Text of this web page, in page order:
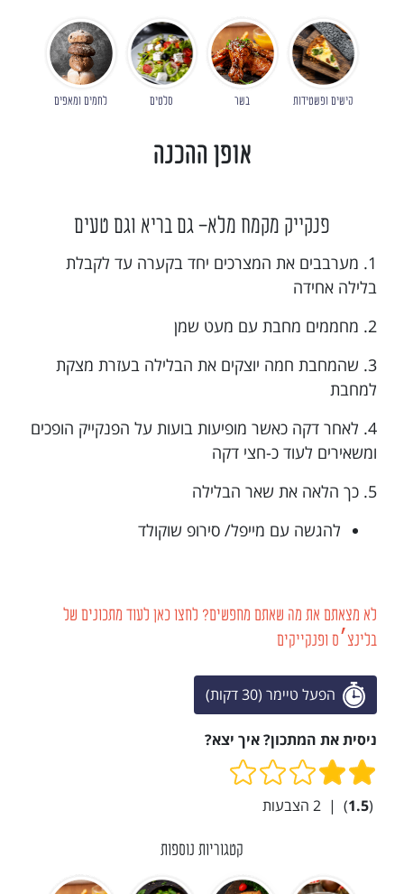
קישים ופשטידות בשר סלטים לחמים ומאפים
אופן ההכנה
פנקייק מקמח מלא- גם בריא וגם טעים
1. מערבבים את המצרכים יחד בקערה עד לקבלת
בלילה אחידה
2. מחממים מחבת עם מעט שמן
3. שהמחבת חמה יוצקים את הבלילה בעזרת מצקת
למחבת
4. לאחר דקה כאשר מופיעות בועות על הפנקייק הופכים
ומשאירים לעוד כ-חצי דקה
5. כך הלאה את שאר הבלילה
להגשה עם מייפל/ סירופ שוקולד
לא מצאתם את מה שאתם מחפשים? לחצו כאן לעוד מתכונים של
בלינצ׳ס ופנקייקים
הפעל טיימר (30 דקות)
ניסית את המתכון? איך יצא?
(
1.5
)
|
2 הצבעות
קטגוריות נוספות